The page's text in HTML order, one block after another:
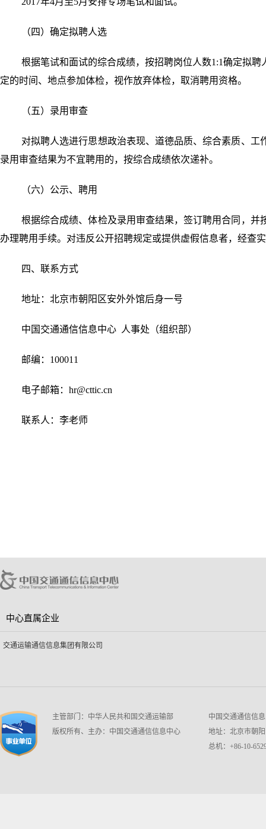
（四）确定拟聘人选
根据笔试和面试的综合成绩，按招聘岗位人数1:1确定拟
定的时间、地点参加体检，视作放弃体检，取消聘用资格。
（五）录用审查
对拟聘人选进行思想政治表现、道德品质、综合素质、
录用审查结果为不宜聘用的，按综合成绩依次递补。
（六）公示、聘用
根据综合成绩、体检及录用审查结果，签订聘用合同，
办理聘用手续。对违反公开招聘规定或提供虚假信息者，经查
四、联系方式
地址：北京市朝阳区安外外馆后身一号
中国交通通信信息中心 人事处（组织部）
邮编：100011
电子邮箱：hr@cttic.cn
联系人：李老师
中心直属企业
交通运输通信信息集团有限公司
主管部门：中华人民共和国交通运输部
版权所有、主办：中国交通通信信息中心
中国交通通信信
地址：北京市朝
总机：+86-10-